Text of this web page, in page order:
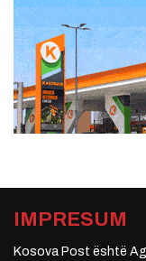
IMPRESUM
Kosova Post është